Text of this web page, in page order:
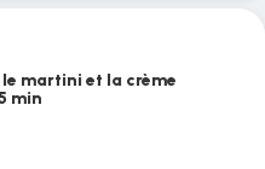
martini et la crème
min